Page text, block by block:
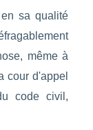
sa qualité
même à
cour d'appel
code civil,